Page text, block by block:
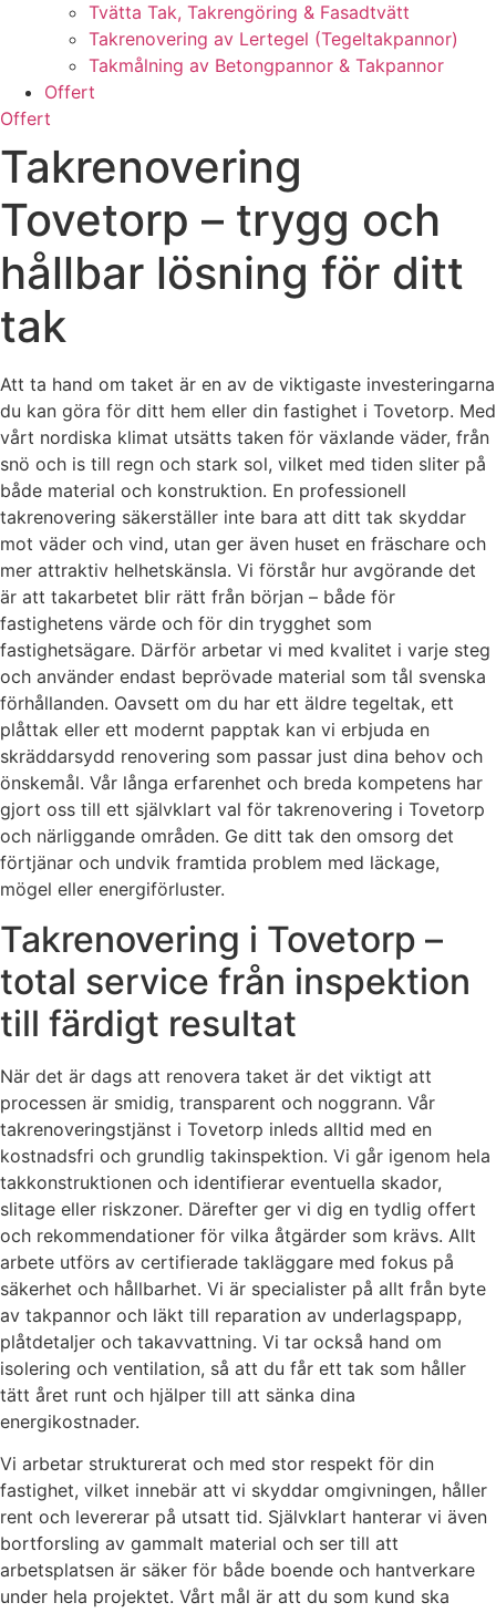
Tvätta Tak, Takrengöring & Fasadtvätt
Takrenovering av Lertegel (Tegeltakpannor)
Takmålning av Betongpannor & Takpannor
Offert
Offert
Takrenovering
Tovetorp – trygg och
hållbar lösning för ditt
tak
Att ta hand om taket är en av de viktigaste investeringarna
du kan göra för ditt hem eller din fastighet i Tovetorp. Med
vårt nordiska klimat utsätts taken för växlande väder, från
snö och is till regn och stark sol, vilket med tiden sliter på
både material och konstruktion. En professionell
takrenovering säkerställer inte bara att ditt tak skyddar
mot väder och vind, utan ger även huset en fräschare och
mer attraktiv helhetskänsla. Vi förstår hur avgörande det
är att takarbetet blir rätt från början – både för
fastighetens värde och för din trygghet som
fastighetsägare. Därför arbetar vi med kvalitet i varje steg
och använder endast beprövade material som tål svenska
förhållanden. Oavsett om du har ett äldre tegeltak, ett
plåttak eller ett modernt papptak kan vi erbjuda en
skräddarsydd renovering som passar just dina behov och
önskemål. Vår långa erfarenhet och breda kompetens har
gjort oss till ett självklart val för takrenovering i Tovetorp
och närliggande områden. Ge ditt tak den omsorg det
förtjänar och undvik framtida problem med läckage,
mögel eller energiförluster.
Takrenovering i Tovetorp –
total service från inspektion
till färdigt resultat
När det är dags att renovera taket är det viktigt att
processen är smidig, transparent och noggrann. Vår
takrenoveringstjänst i Tovetorp inleds alltid med en
kostnadsfri och grundlig takinspektion. Vi går igenom hela
takkonstruktionen och identifierar eventuella skador,
slitage eller riskzoner. Därefter ger vi dig en tydlig offert
och rekommendationer för vilka åtgärder som krävs. Allt
arbete utförs av certifierade takläggare med fokus på
säkerhet och hållbarhet. Vi är specialister på allt från byte
av takpannor och läkt till reparation av underlagspapp,
plåtdetaljer och takavvattning. Vi tar också hand om
isolering och ventilation, så att du får ett tak som håller
tätt året runt och hjälper till att sänka dina
energikostnader.
Vi arbetar strukturerat och med stor respekt för din
fastighet, vilket innebär att vi skyddar omgivningen, håller
rent och levererar på utsatt tid. Självklart hanterar vi även
bortforsling av gammalt material och ser till att
arbetsplatsen är säker för både boende och hantverkare
under hela projektet. Vårt mål är att du som kund ska